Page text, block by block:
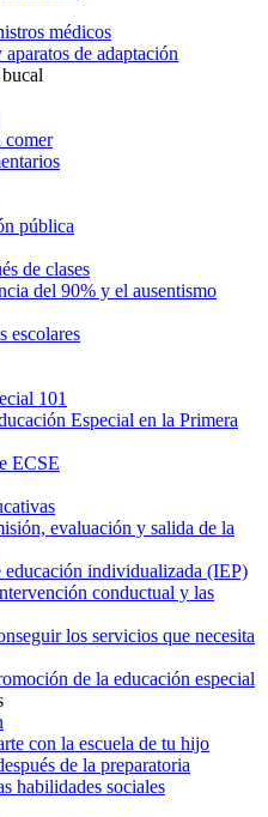
médicos
de adaptación
comer
pública
de clases
del 90% y el ausentismo
escolares
101
Especial en la Primera
ECSE
evaluación y salida de la
educación individualizada (IEP)
conductual y las
los servicios que necesita
de la educación especial
con la escuela de tu hijo
de la preparatoria
habilidades sociales